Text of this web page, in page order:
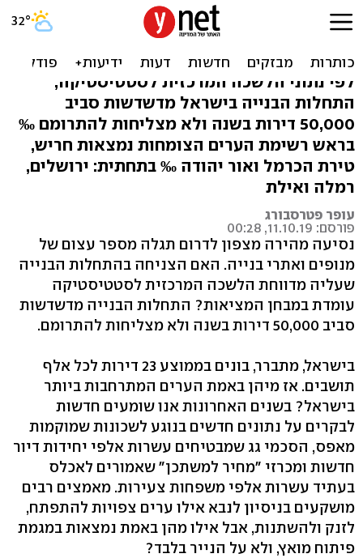
דירות לכל אלף תושבים
לפי נתוני הלשכה המרכזית לסטטיסטיקה,
התחלות הבנייה בישראל מדשדשות סביב
50,000 דירות בשנה ולא מצליחות להתרומם ‰
בראש רשימת הערים הצומחות נמצאות חריש,
טירת הכרמל ואור יהודה ‰ בתחתית: ירושלים,
רמלה ואילת
עופר פטרסבורג
פורסם: 11.10.19, 00:28
נסיעה מהירה מצפון לדרום תגלה מספר עצום של
מנופים ואתרי בנייה. האם הצניחה בהתחלות הבנייה
שעליה מדווחת הלשכה המרכזית לסטטיסטיקה
עומדת במבחן המציאות? התחלות הבנייה מדשדשות
סביב 50,000 דירות בשנה ולא מצליחות להתרומם.
בישראל, מתברר, בונים בממוצע 23 דירות לכל אלף
תושבים. אז מיהן באמת הערים המתרחבות ביותר
בישראל? בשנים האחרונות אנו שומעים חדשות
לבקרים על נתונים חדשים בנוגע לשכונות שמוקמות
מאפס, הסכמי גג שמבטיחים עשרות אלפי יחידות דיור
חדשות ומכרזי "מחיר למשתכן" שאמורים לאכלס
בעתיד עשרות אלפי משפחות צעירות. מאמצים רבים
מושקעים בניסיון לנבא אילו ערים צפויות להתפתח,
לזנק ולהשתנות, אבל אילו מהן באמת נמצאות במגמת
פיתוח מואץ, ולא על הנייר בלבד?